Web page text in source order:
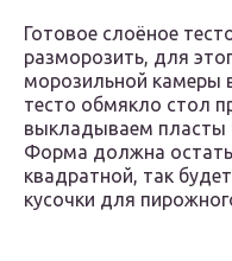
Готовое слоёное
разморозить, для
морозильной камеры
тесто обмякло стол
выкладываем пласты
Форма должна
квадратной, так
кусочки для